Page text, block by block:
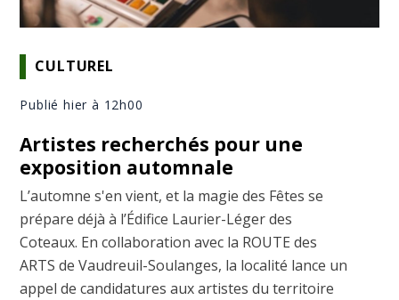
CULTUREL
Publié hier à 12h00
Artistes recherchés pour une
exposition automnale
L’automne s'en vient, et la magie des Fêtes se
prépare déjà à l’Édifice Laurier-Léger des
Coteaux. En collaboration avec la ROUTE des
ARTS de Vaudreuil-Soulanges, la localité lance un
appel de candidatures aux artistes du territoire